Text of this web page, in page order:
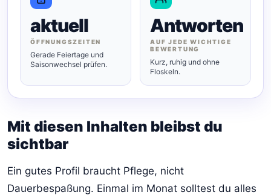
aktuell
ÖFFNUNGSZEITEN
Gerade Feiertage und
Saisonwechsel prüfen.
Antworten
AUF JEDE WICHTIGE
BEWERTUNG
Kurz, ruhig und ohne
Floskeln.
Mit diesen Inhalten bleibst du
sichtbar
Ein gutes Profil braucht Pflege, nicht
Dauerbespaßung. Einmal im Monat solltest du alles